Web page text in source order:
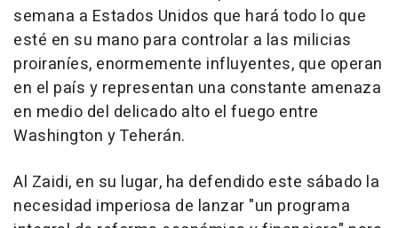
semana a Estados Unidos que hará todo lo que
esté en su mano para controlar a las milicias
proiraníes, enormemente influyentes, que operan
en el país y representan una constante amenaza
en medio del delicado alto el fuego entre
Washington y Teherán.
Al Zaidi, en su lugar, ha defendido este sábado la
necesidad imperiosa de lanzar "un programa